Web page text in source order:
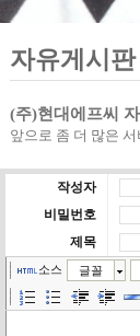
자유게시판
(주)현대에프씨
앞으로 좀 더 많은
작성자
비밀번호
제목
소스 글꼴